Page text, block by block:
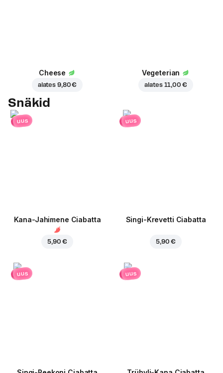
Cheese
alates 9,80 €
Vegeterian
alates 11,00 €
Snäkid
uus
Kana-Jahimene Ciabatta
5,90 €
uus
Singi-Krevetti Ciabatta
5,90 €
uus uus